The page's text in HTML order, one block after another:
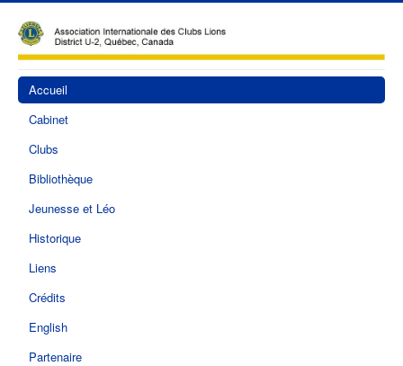
Accueil
Cabinet
Clubs
Bibliothèque
Jeunesse et Léo
Historique
Liens
Crédits
English
Partenaire